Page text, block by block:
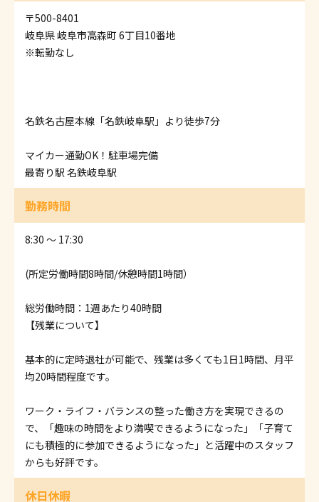
〒500-8401
岐阜県 岐阜市高森町 6丁目10番地
※転勤なし
名鉄名古屋本線「名鉄岐阜駅」より徒歩7分
マイカー通勤OK！駐車場完備
最寄り駅 名鉄岐阜駅
勤務時間
8:30 ～ 17:30
(所定労働時間8時間/休憩時間1時間）
総労働時間：1週あたり40時間
【残業について】
基本的に定時退社が可能で、残業は多くても1日1時間、月平
均20時間程度です。
ワーク・ライフ・バランスの整った働き方を実現できるの
で、「趣味の時間をより満喫できるようになった」「子育て
にも積極的に参加できるようになった」と活躍中のスタッフ
からも好評です。
休日休暇